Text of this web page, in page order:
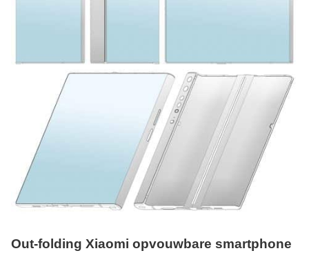
Out-folding Xiaomi opvouwbare smartphone